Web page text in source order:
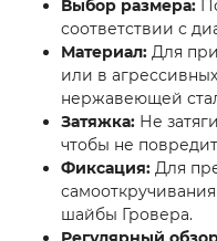
Выбор размера:
соответствии с
Материал: Для
или в
нержавеющей
Затяжка: Не
чтобы не
Фиксация: Для
шайбы Гровера.